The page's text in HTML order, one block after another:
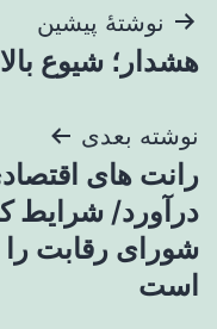
راهبری
نوشته
نوشتهٔ پیشین
هشدار؛ شیوع
نوشته بعدی
رانت های
درآورد/ شرایط
شورای رقابت
است